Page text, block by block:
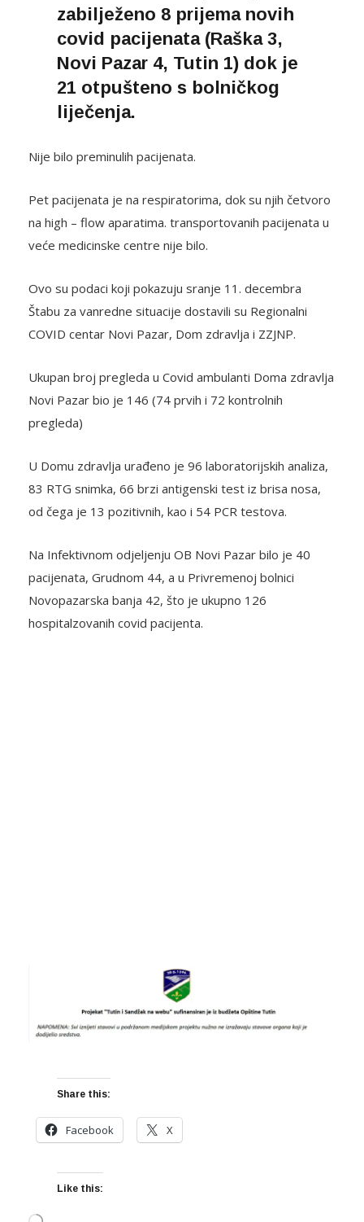
zabilježeno 8 prijema novih
covid pacijenata (Raška 3,
Novi Pazar 4, Tutin 1) dok je
21 otpušteno s bolničkog
liječenja.
Nije bilo preminulih pacijenata.
Pet pacijenata je na respiratorima, dok su njih četvoro
na high – flow aparatima. transportovanih pacijenata u
veće medicinske centre nije bilo.
Ovo su podaci koji pokazuju sranje 11. decembra
Štabu za vanredne situacije dostavili su Regionalni
COVID centar Novi Pazar, Dom zdravlja i ZZJNP.
Ukupan broj pregleda u Covid ambulanti Doma zdravlja
Novi Pazar bio je 146 (74 prvih i 72 kontrolnih
pregleda)
U Domu zdravlja urađeno je 96 laboratorijskih analiza,
83 RTG snimka, 66 brzi antigenski test iz brisa nosa,
od čega je 13 pozitivnih, kao i 54 PCR testova.
Na Infektivnom odjeljenju OB Novi Pazar bilo je 40
pacijenata, Grudnom 44, a u Privremenoj bolnici
Novopazarska banja 42, što je ukupno 126
hospitalzovanih covid pacijenta.
Share this:
Facebook X
Like this: